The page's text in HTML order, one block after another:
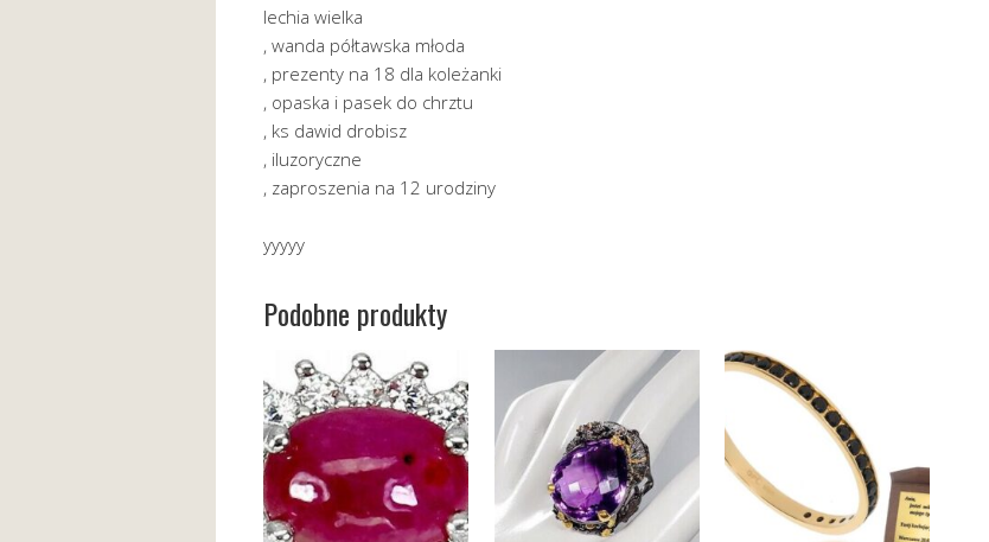
lechia wielka
, wanda półtawska młoda
, prezenty na 18 dla koleżanki
, opaska i pasek do chrztu
, ks dawid drobisz
, iluzoryczne
, zaproszenia na 12 urodziny
yyyyy
Podobne produkty